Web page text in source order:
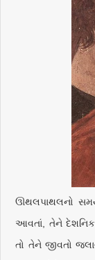
ઊથલપાથલનો
આવતાં, તેને
તો તેને જીવતો